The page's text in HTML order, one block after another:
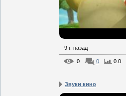
9 г. назад
0 0 0.0
Звуки кино